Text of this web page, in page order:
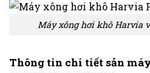
Máy xông hơi khô Harvia
Thông tin chi tiết sản